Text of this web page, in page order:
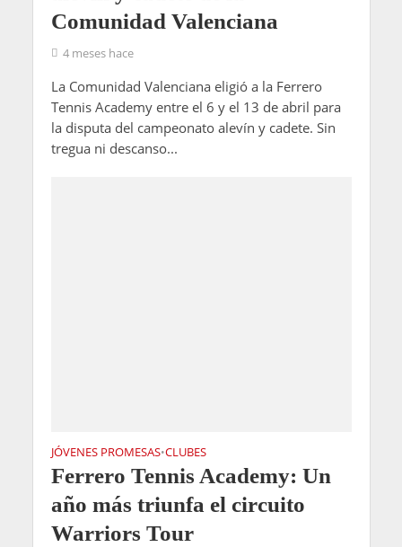
Comunidad Valenciana
4 meses hace
La Comunidad Valenciana eligió a la Ferrero
Tennis Academy entre el 6 y el 13 de abril para
la disputa del campeonato alevín y cadete. Sin
tregua ni descanso...
JÓVENES PROMESAS•CLUBES
Ferrero Tennis Academy: Un
año más triunfa el circuito
Warriors Tour